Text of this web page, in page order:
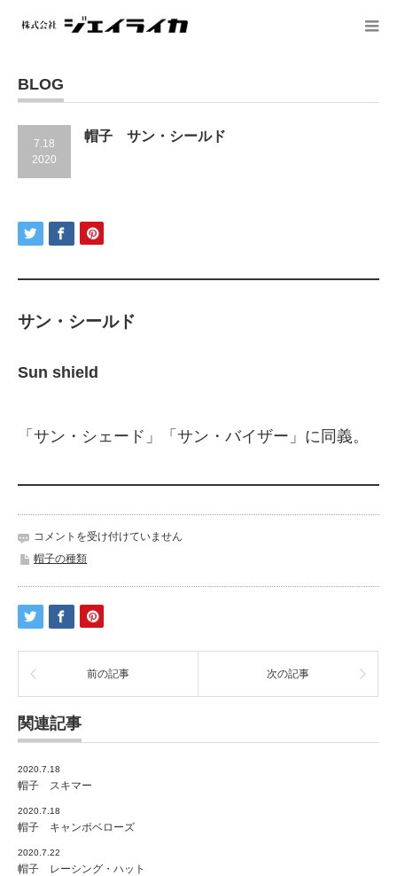
BLOG
7.18
2020
帽子 サン・シールド
サン・シールド
Sun shield
「サン・シェード」「サン・バイザー」に同義。
帽
子
ン・
シ
ー
ド
は
コメントを受け付けていません
帽子の種類
前の記事 次の記事
関連記事
2020.7.18
帽子 スキマー
2020.7.18
帽子 キャンポベローズ
2020.7.22
帽子 レーシング・ハット